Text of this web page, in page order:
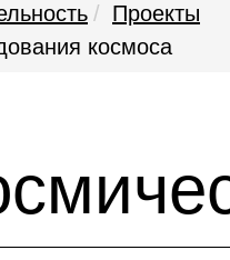
Проекты
космоса